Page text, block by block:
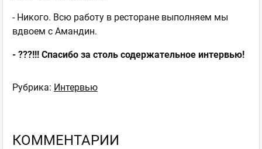
- Никого. Всю работу в ресторане выполняем мы
вдвоем с Амандин.
- ???!!! Спасибо за столь содержательное интервью!
Рубрика: Интервью
КОММЕНТАРИИ